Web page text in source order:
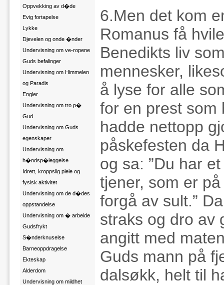
Oppvekking av d�de
Evig fortapelse
Lykke
Djevelen og onde �nder
Undervisning om ve-ropene
Guds befalinger
Undervisning om Himmelen
og Paradis
Engler
Undervisning om tro p�
Gud
Undervisning om Guds
egenskaper
Undervisning om
h�ndsp�leggelse
Idrett, kroppslig pleie og
fysisk aktivitet
Undervisning om de d�des
oppstandelse
Undervisning om � arbeide
Gudsfrykt
S�nderknuselse
Barneoppdragelse
Ekteskap
Alderdom
Undervisning om mildhet
6.Men det kom
Romanus få
Benedikts liv
mennesker,
å lyse for alle
for en prest som
hadde nettopp
påskefesten da
og sa: ”Du har
tjener, som er
forgå av sult.”
straks og dro av
angitt med
Guds mann på
dalsøkk, helt til